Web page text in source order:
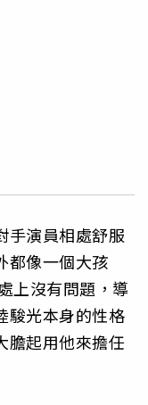
手演員相處舒服
都像一個大孩
上沒有問題，導
駿光本身的性格
膽起用他來擔任